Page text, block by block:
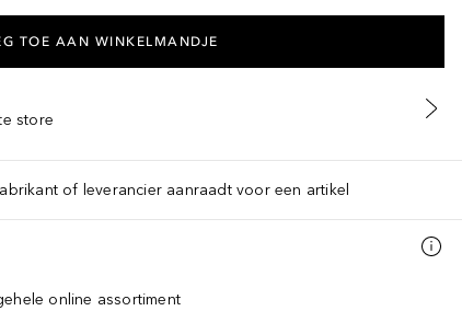
TOE AAN WINKELMANDJE
store
of leverancier aanraadt voor een artikel
online assortiment